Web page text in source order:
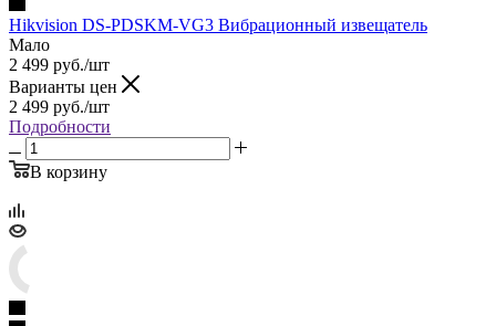
Hikvision DS-PDSKM-VG3 Вибрационный извещатель
Мало
2 499 руб./шт
Варианты цен
2 499 руб./шт
Подробности
В корзину